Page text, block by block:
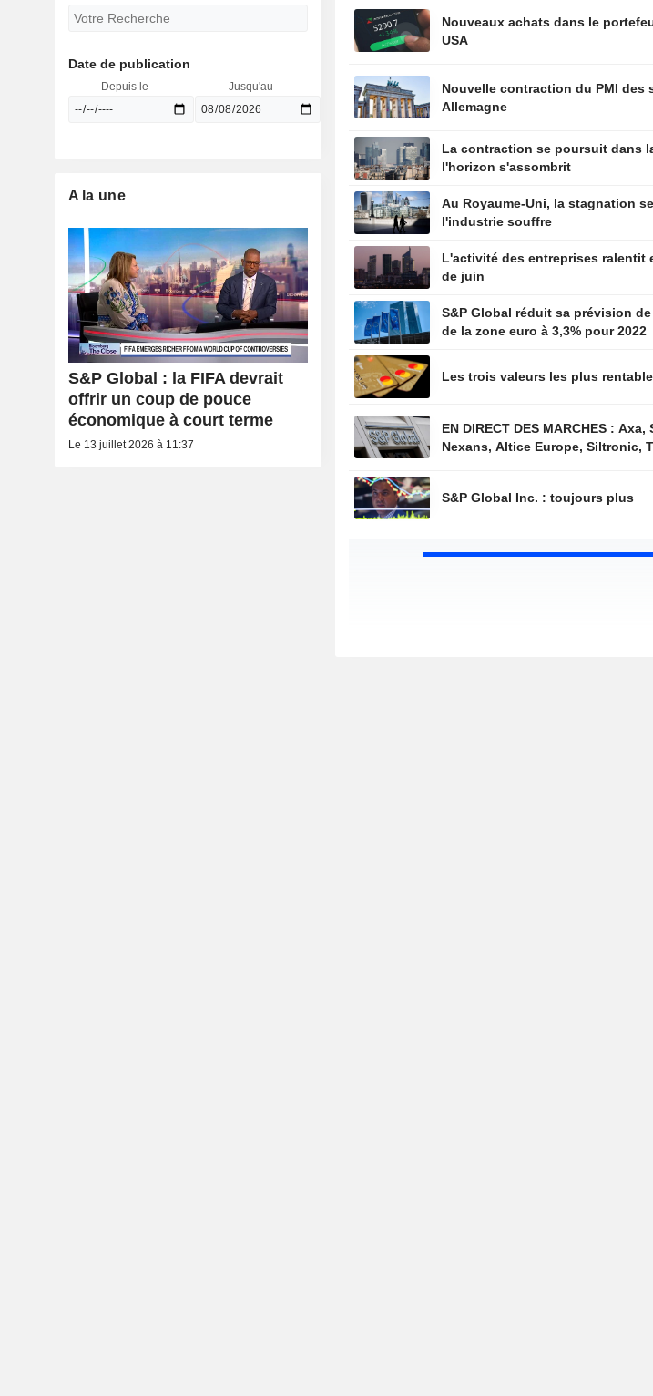
Nouveaux achats dans le
USA
Nouvelle contraction du PMI des
Allemagne
La contraction se poursuit dans
l'horizon s'assombrit
Au Royaume-Uni, la stagnation
l'industrie souffre
L'activité des entreprises ralentit
de juin
S&P Global réduit sa prévision
de la zone euro à 3,3% pour 2022
Les trois valeurs les plus
EN DIRECT DES MARCHES :
Nexans, Altice Europe, Siltronic,
S&P Global Inc. : toujours plus
Date de publication
Depuis le Jusqu'au
A la une
S&P Global : la FIFA devrait
offrir un coup de pouce
économique à court terme
Le 13 juillet 2026 à 11:37